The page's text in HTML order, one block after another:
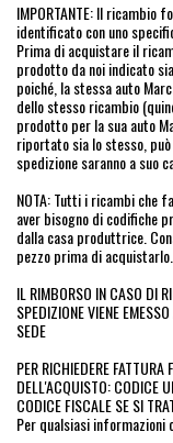
IMPORTANTE: Il ricambio
identificato con uno
Prima di acquistare il
prodotto da noi indicato
poiché, la stessa auto
dello stesso ricambio
prodotto per la sua auto
riportato sia lo stesso,
spedizione saranno a suo
NOTA: Tutti i ricambi che
aver bisogno di codifiche
dalla casa produttrice.
pezzo prima di acquistarlo.
IL RIMBORSO IN CASO DI
SPEDIZIONE VIENE
SEDE
PER RICHIEDERE FATTURA
DELL'ACQUISTO: CODICE
CODICE FISCALE SE SI
Per qualsiasi informazioni